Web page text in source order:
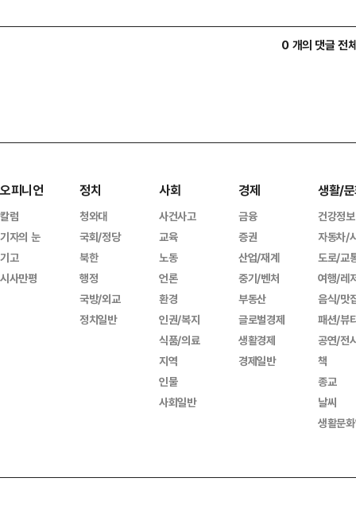
0 개의 댓글 전
오피니언
칼럼
기자의 눈
기고
시사만평
정치
청와대
국회/정당
북한
행정
국방/외교
정치일반
사회
사건사고
교육
노동
언론
환경
인권/복지
식품/의료
지역
인물
사회일반
경제
금융
증권
산업/재계
중기/벤처
부동산
글로벌경제
생활경제
경제일반
생활/
건강정보
자동차/
도로/교
여행/레
음식/맛
패션/뷰
공연/전
책
종교
날씨
생활문